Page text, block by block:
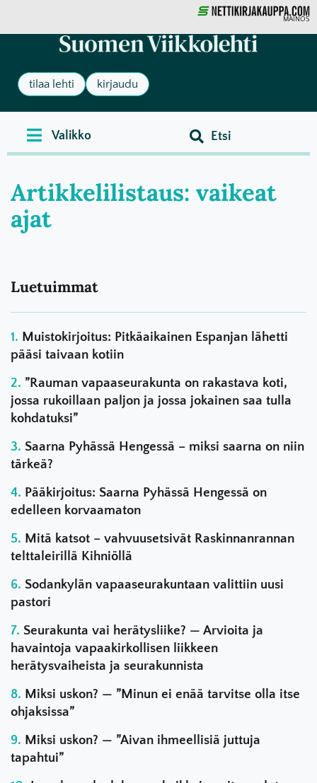
MAINOS
tilaa lehti kirjaudu
Artikkelilistaus: vaikeat
ajat
Luetuimmat
Muistokirjoitus: Pitkäaikainen Espanjan lähetti
pääsi taivaan kotiin
”Rauman vapaaseurakunta on rakastava koti,
jossa rukoillaan paljon ja jossa jokainen saa tulla
kohdatuksi”
Saarna Pyhässä Hengessä – miksi saarna on niin
tärkeä?
Pääkirjoitus: Saarna Pyhässä Hengessä on
edelleen korvaamaton
Mitä katsot – vahvuusetsivät Raskinnanrannan
telttaleirillä Kihniöllä
Sodankylän vapaaseurakuntaan valittiin uusi
pastori
Seurakunta vai herätysliike? — Arvioita ja
havaintoja vapaakirkollisen liikkeen
herätysvaiheista ja seurakunnista
Miksi uskon? — ”Minun ei enää tarvitse olla itse
ohjaksissa”
Miksi uskon? — ”Aivan ihmeellisiä juttuja
tapahtui”